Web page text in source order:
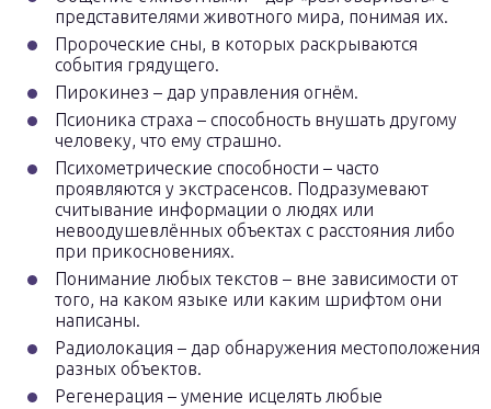
представителями животного мира, понимая их.
Пророческие сны, в которых раскрываются
события грядущего.
Пирокинез – дар управления огнём.
Псионика страха – способность внушать другому
человеку, что ему страшно.
Психометрические способности – часто
проявляются у экстрасенсов. Подразумевают
считывание информации о людях или
невоодушевлённых объектах с расстояния либо
при прикосновениях.
Понимание любых текстов – вне зависимости от
того, на каком языке или каким шрифтом они
написаны.
Радиолокация – дар обнаружения местоположения
разных объектов.
Регенерация – умение исцелять любые